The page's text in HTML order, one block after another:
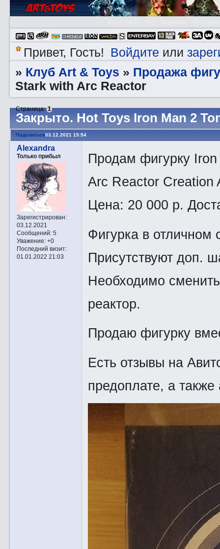
Привет, Гость! Войдите или
» Клуб Art & Toys » Продажа
Stark with Arc Reactor
Закрытo. Hot Toys Iron Man 2
Страница:1
Поделиться03.12.2021 15:54
Alexandra
Только прибыл
Зарегистрирован:
03.12.2021
Сообщений:5
Уважение: +0
Последний визит:
01.01.2022 21:03
Продам фигурку
Arc Reactor Creation
Цена: 20 000 р.
Фигурка в отличном
Присутствуют доп.
Необходимо
реактор.
Продаю фигурку
Есть отзывы на
предоплате, а также